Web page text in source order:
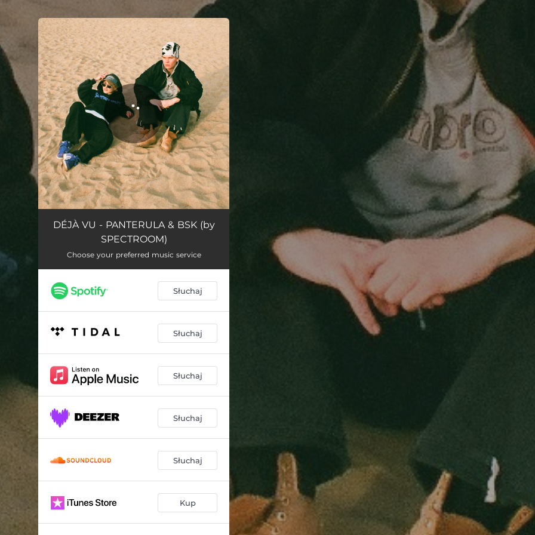
You're all set!
DÉJÀ VU 03:14
DÉJÀ VU - PANTERULA & BSK (by
SPECTROOM)
Choose your preferred music service
Słuchaj
Słuchaj
Słuchaj
Słuchaj
Słuchaj
Kup